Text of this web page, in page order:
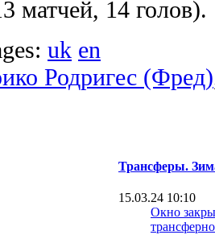
матчей, 14 голов).
uk en
Родригес (Фред)
Трансферы.
15.03.24 10:10
Окно